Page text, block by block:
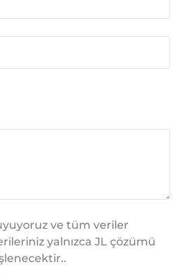
ve tüm veriler
yalnızca JL çözümü